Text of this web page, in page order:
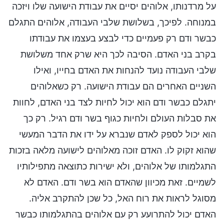
על מרדנותו, אלוהים יסיים את עבודת הישועה שלו ויזכה
במנוחה. לפיכך, בשלושת שלבי העבודה, אלוהים התגלם
כבשר ודם רק פעמיים כדי לבצע בעצמו את עבודתו
בקרב בני האדם. הסיבה לכך היא שרק אחד משלושת
שלבי העבודה נועד להנחות את האדם בחייו, ואילו
השניים האחרים הם עבודת הישועה. רק כשאלוהים
יתגלם כבשר ודם הוא יכול לחיות לצד בני האדם, לחוות
את סבלות העולם ולחיות כגוף בשר ודם רגיל. רק כך
הוא יכול לספק לאדם שנברא על ידו את הדבר המעשי
שהוא זקוק לו. האדם זוכה מאלוהים לישועה מלאה בזכות
התגלמותו של אלוהים, ולא ישירות כתוצאה מתפילותיו
לשמיים. זאת מכיוון שהאדם הוא בשר ודם. האדם לא
מסוגל לראות את רוח האל, כל שכן להתקרב אליה.
האדם יכול להתרועע רק עם אלוהים בהתגלמותו כבשר